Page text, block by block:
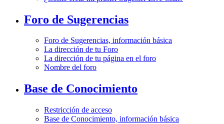
Foro de Sugerencias
Foro de Sugerencias, información básica
La dirección de tu Foro
La dirección de tu página en el foro
Nombre del foro
Base de Conocimiento
Restricción de acceso
Base de Conocimiento, información básica